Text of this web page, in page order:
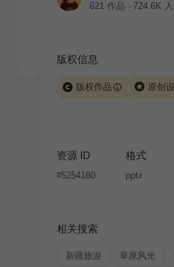
621 作品 724.6K
版权信息
版权作品 原创
版权声明
条款，禁止任何形
经投权许可任何人不得擅自
资源 ID
#5254180
格式
pptx
相关搜索
新疆旅游 草原风光